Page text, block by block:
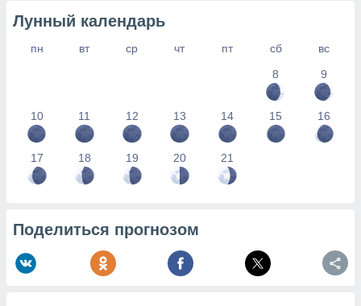
Лунный календарь
пн вт ср чт пт сб
вс
8
9
10 11 12 13 14 15 16
17 18 19 20 21
Поделиться прогнозом